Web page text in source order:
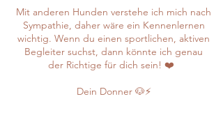
Mit anderen Hunden verstehe ich mich nach
Sympathie, daher wäre ein Kennenlernen
wichtig. Wenn du einen sportlichen, aktiven
Begleiter suchst, dann könnte ich genau
der Richtige für dich sein! ❤️
Dein Donner 🐶⚡